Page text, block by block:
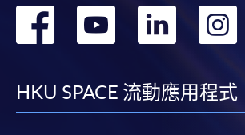
轉
facebook
轉
youtube
轉
HKU SPACE 流動應用程式